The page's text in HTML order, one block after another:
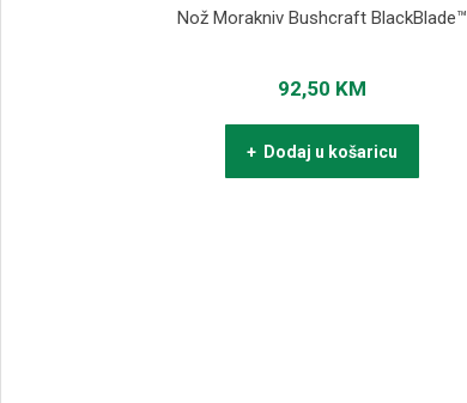
Nož Morakniv Bushcraft BlackBlade™
92,50 KM
+ Dodaj u košaricu